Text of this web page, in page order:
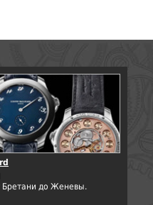
Бретани до Женевы.